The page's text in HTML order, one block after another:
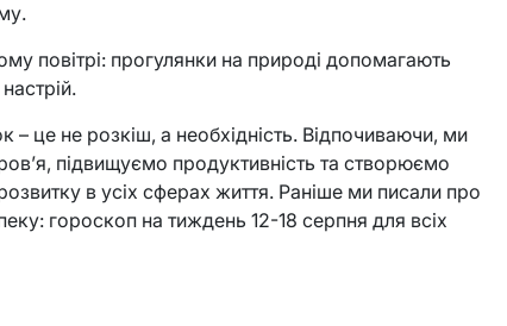
повітрі: прогулянки на природі допомагають
– це не розкіш, а необхідність. Відпочиваючи, ми
підвищуємо продуктивність та створюємо
в усіх сферах життя. Раніше ми писали про
гороскоп на тиждень 12-18 серпня для всіх